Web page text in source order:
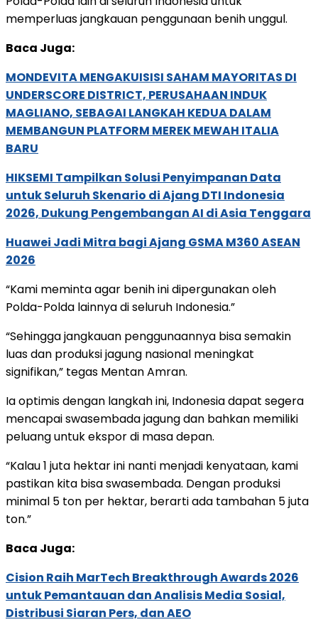
memperluas jangkauan penggunaan benih unggul.
Baca Juga:
MONDEVITA MENGAKUISISI SAHAM MAYORITAS DI
UNDERSCORE DISTRICT, PERUSAHAAN INDUK
MAGLIANO, SEBAGAI LANGKAH KEDUA DALAM
MEMBANGUN PLATFORM MEREK MEWAH ITALIA
BARU
HIKSEMI Tampilkan Solusi Penyimpanan Data
untuk Seluruh Skenario di Ajang DTI Indonesia
2026, Dukung Pengembangan AI di Asia Tenggara
Huawei Jadi Mitra bagi Ajang GSMA M360 ASEAN
2026
“Kami meminta agar benih ini dipergunakan oleh
Polda-Polda lainnya di seluruh Indonesia.”
“Sehingga jangkauan penggunaannya bisa semakin
luas dan produksi jagung nasional meningkat
signifikan,” tegas Mentan Amran.
Ia optimis dengan langkah ini, Indonesia dapat segera
mencapai swasembada jagung dan bahkan memiliki
peluang untuk ekspor di masa depan.
“Kalau 1 juta hektar ini nanti menjadi kenyataan, kami
pastikan kita bisa swasembada. Dengan produksi
minimal 5 ton per hektar, berarti ada tambahan 5 juta
ton.”
Baca Juga:
Cision Raih MarTech Breakthrough Awards 2026
untuk Pemantauan dan Analisis Media Sosial,
Distribusi Siaran Pers, dan AEO